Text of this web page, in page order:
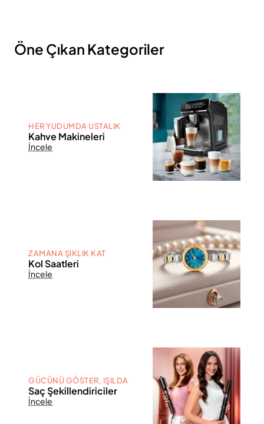
Öne Çıkan Kategoriler
HER YUDUMDA USTALIK
Kahve Makineleri
İncele
ZAMANA ŞIKLIK KAT
Kol Saatleri
İncele
GÜCÜNÜ GÖSTER, IŞILDA
Saç Şekillendiriciler
İncele